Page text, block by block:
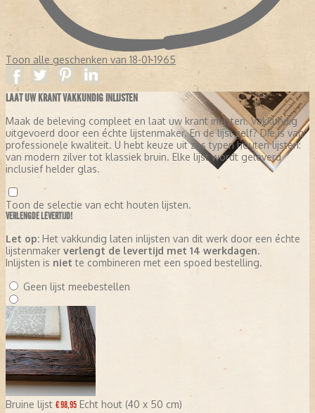
Toon alle geschenken van 18-01-1965
LAAT UW KRANT VAKKUNDIG INLIJSTEN
Maak de beleving compleet en laat uw krant inlijsten. Vakkundig
uitgevoerd door een échte lijstenmaker. En de lijst zelf? Die is van
professionele kwaliteit. U hebt keuze uit zes typen houten lijsten:
van modern zilver tot klassiek bruin. Elke lijst wordt geleverd
inclusief helder glas.
Toon de selectie van echt houten lijsten.
VERLENGDE LEVERTIJD!
Let op: Het vakkundig laten inlijsten van dit werk door een échte
lijstenmaker verlengt de levertijd met 14 werkdagen.
Inlijsten is niet te combineren met een spoed bestelling.
Geen lijst meebestellen
Bruine lijst € 98,95 Echt hout (40 x 50 cm)